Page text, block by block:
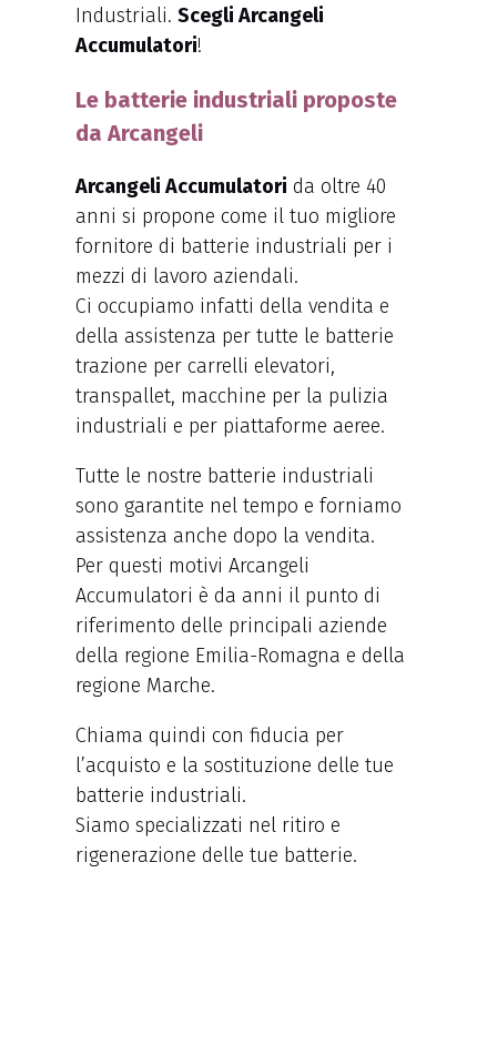
Industriali. Scegli Arcangeli
Accumulatori!
Le batterie industriali proposte
da Arcangeli
Arcangeli Accumulatori da oltre 40
anni si propone come il tuo migliore
fornitore di batterie industriali per i
mezzi di lavoro aziendali.
Ci occupiamo infatti della vendita e
della assistenza per tutte le batterie
trazione per carrelli elevatori,
transpallet, macchine per la pulizia
industriali e per piattaforme aeree.
Tutte le nostre batterie industriali
sono garantite nel tempo e forniamo
assistenza anche dopo la vendita.
Per questi motivi Arcangeli
Accumulatori è da anni il punto di
riferimento delle principali aziende
della regione Emilia-Romagna e della
regione Marche.
Chiama quindi con fiducia per
l’acquisto e la sostituzione delle tue
batterie industriali.
Siamo specializzati nel ritiro e
rigenerazione delle tue batterie.